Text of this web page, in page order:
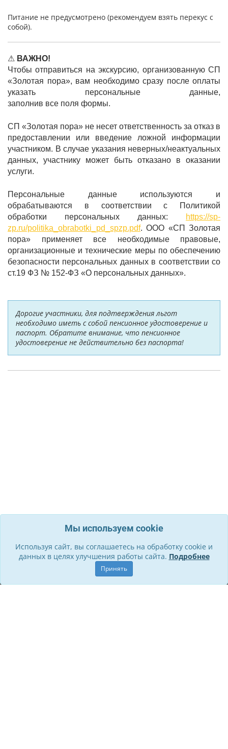
Питание не предусмотрено (рекомендуем взять перекус с
собой).
⚠ ВАЖНО!
Чтобы отправиться на экскурсию, организованную СП
«Золотая пора», вам необходимо сразу после оплаты
указать персональные данные,
заполнив все поля формы.
СП «Золотая пора» не несет ответственность за отказ в
предоставлении или введение ложной информации
участником. В случае указания неверных/неактуальных
данных, участнику может быть отказано в оказании
услуги.
Персональные данные используются и
обрабатываются в соответствии с Политикой
обработки персональных данных:
https://sp-
zp.ru/politika_obrabotki_pd_spzp.pdf. ООО «СП Золотая
пора» применяет все необходимые правовые,
организационные и технические меры по обеспечению
безопасности персональных данных в соответствии со
ст.19 ФЗ № 152-ФЗ «О персональных данных».
Дорогие участники, для подтверждения льгот
необходимо иметь с собой пенсионное удостоверение и
паспорт. Обратите внимание, что пенсионное
удостоверение не действительно без паспорта!
Мы используем cookie
Используя сайт, вы соглашаетесь на обработку cookie и
данных в целях улучшения работы сайта. Подробнее
Принять